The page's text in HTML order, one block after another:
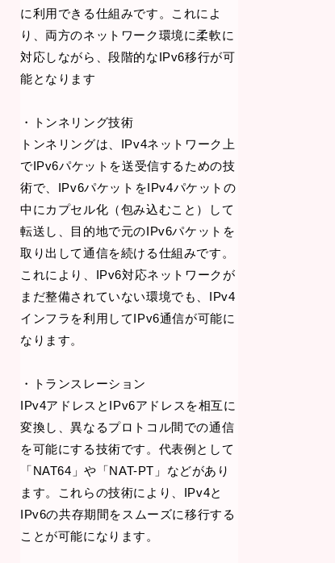
に利用できる仕組みです。これによ
り、両方のネットワーク環境に柔軟に
対応しながら、段階的なIPv6移行が可
能となります
・トンネリング技術
トンネリングは、IPv4ネットワーク上
でIPv6パケットを送受信するための技
術で、IPv6パケットをIPv4パケットの
中にカプセル化（包み込むこと）して
転送し、目的地で元のIPv6パケットを
取り出して通信を続ける仕組みです。
これにより、IPv6対応ネットワークが
まだ整備されていない環境でも、IPv4
インフラを利用してIPv6通信が可能に
なります。
・トランスレーション
IPv4アドレスとIPv6アドレスを相互に
変換し、異なるプロトコル間での通信
を可能にする技術です。代表例として
「NAT64」や「NAT-PT」などがあり
ます。これらの技術により、IPv4と
IPv6の共存期間をスムーズに移行する
ことが可能になります。